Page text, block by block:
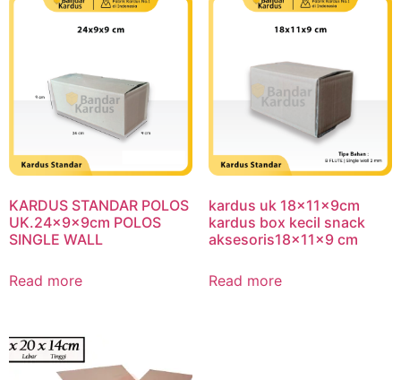
KARDUS STANDAR POLOS
UK.24x9x9cm POLOS
SINGLE WALL
Read more
kardus uk 18x11x9cm
kardus box kecil snack
aksesoris18x11x9 cm
Read more